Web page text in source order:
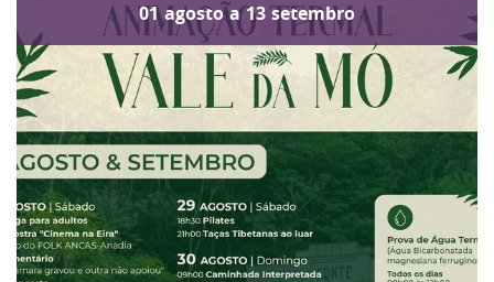
01 agosto a 13 setembro